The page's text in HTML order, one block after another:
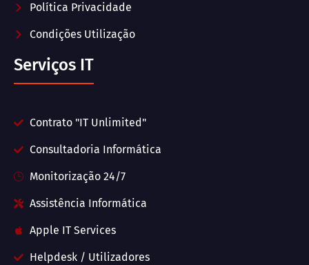
Política Privacidade
Condições Utilização
Serviços IT
Contrato "IT Unlimited"
Consultadoria Informática
Monitorização 24/7
Assistência Informática
Apple IT Services
Helpdesk / Utilizadores